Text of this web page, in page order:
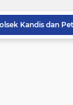
Kopda Dedi